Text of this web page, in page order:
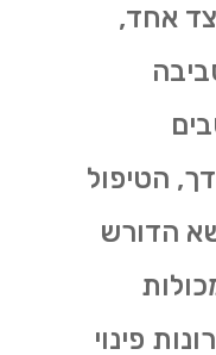
אחד,
הטיפול
הדורש
פינוי